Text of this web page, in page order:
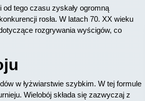
tego czasu zyskały ogromną
rosła. W latach 70. XX wieku
rozgrywania wyścigów, co
w łyżwiarstwie szybkim. W tej formule
Wielobój składa się zazwyczaj z